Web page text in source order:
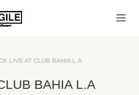
LIVE AT CLUB BAHIA L.A
BAHIA L.A